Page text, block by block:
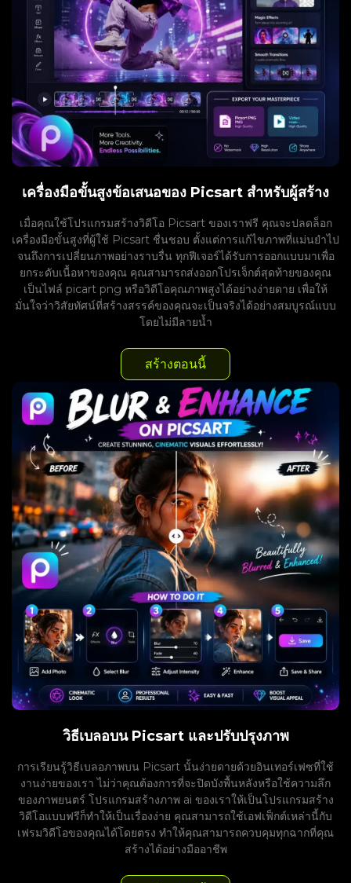
เครื่องมือขั้นสูงข้อเสนอของ Picsart สำหรับผู้สร้าง
เมื่อคุณใช้โปรแกรมสร้างวิดีโอ Picsart ของเราฟรี คุณจะปลดล็อก
เครื่องมือขั้นสูงที่ผู้ใช้ Picsart ชื่นชอบ ตั้งแต่การแก้ไขภาพที่แม่นยำไป
จนถึงการเปลี่ยนภาพอย่างราบรื่น ทุกฟีเจอร์ได้รับการออกแบบมาเพื่อ
ยกระดับเนื้อหาของคุณ คุณสามารถส่งออกโปรเจ็กต์สุดท้ายของคุณ
เป็นไฟล์ picart png หรือวิดีโอคุณภาพสูงได้อย่างง่ายดาย เพื่อให้
มั่นใจว่าวิสัยทัศน์ที่สร้างสรรค์ของคุณจะเป็นจริงได้อย่างสมบูรณ์แบบ
โดยไม่มีลายน้ำ
สร้างตอนนี้
วิธีเบลอบน Picsart และปรับปรุงภาพ
การเรียนรู้วิธีเบลอภาพบน Picsart นั้นง่ายดายด้วยอินเทอร์เฟซที่ใช้
งานง่ายของเรา ไม่ว่าคุณต้องการที่จะปิดบังพื้นหลังหรือใช้ความลึก
ของภาพยนตร์ โปรแกรมสร้างภาพ ai ของเราให้เป็นโปรแกรมสร้าง
วิดีโอแบบฟรีก็ทำให้เป็นเรื่องง่าย คุณสามารถใช้เอฟเฟ็กต์เหล่านี้กับ
เฟรมวิดีโอของคุณได้โดยตรง ทำให้คุณสามารถควบคุมทุกฉากที่คุณ
สร้างได้อย่างมืออาชีพ